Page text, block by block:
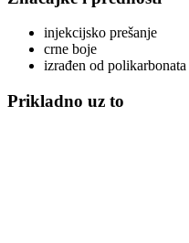
injekcijsko prešanje
crne boje
izrađen od polikarbonata
Prikladno uz to